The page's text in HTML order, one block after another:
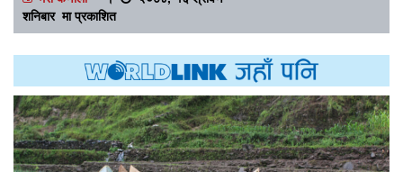
शनिबार मा प्रकाशित